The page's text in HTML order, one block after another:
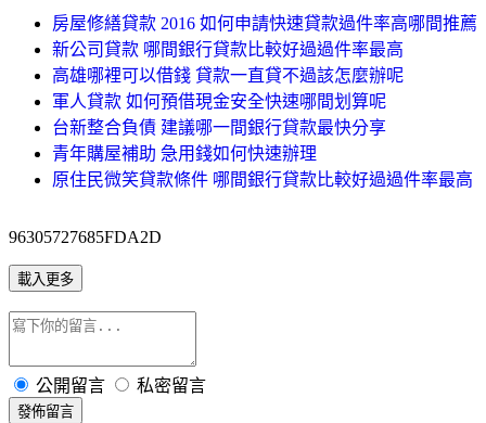
房屋修繕貸款 2016 如何申請快速貸款過件率高哪間推薦
新公司貸款 哪間銀行貸款比較好過過件率最高
高雄哪裡可以借錢 貸款一直貸不過該怎麼辦呢
軍人貸款 如何預借現金安全快速哪間划算呢
台新整合負債 建議哪一間銀行貸款最快分享
青年購屋補助 急用錢如何快速辦理
原住民微笑貸款條件 哪間銀行貸款比較好過過件率最高
96305727685FDA2D
載入更多
公開留言 私密留言
發佈留言